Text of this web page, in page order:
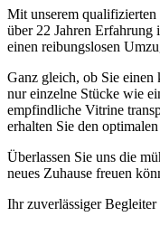
Mit unserem qualifizierten
über 22 Jahren Erfahrung
einen reibungslosen
Ganz gleich, ob Sie einen
nur einzelne Stücke wie
empfindliche Vitrine
erhalten Sie den
Überlassen Sie uns die
neues Zuhause freuen
Ihr zuverlässiger